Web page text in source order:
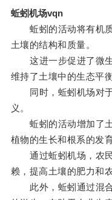
蚯蚓机场vqn
蚯蚓的活动将有机质
土壤的结构和质量。
这进一步促进了微生
维持了土壤中的生态平衡
同时，蚯蚓机场对于
义。
蚯蚓的活动增加了土
植物的生长和根系的发育
通过蚯蚓机场，农民
赖，提高土壤的肥力和
此外，蚯蚓通过混合